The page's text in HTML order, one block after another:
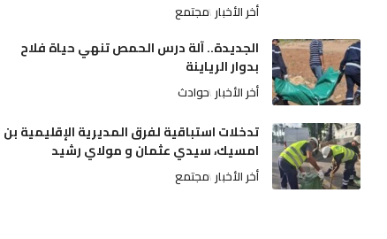
أخر الأخبار مجتمع
الجديدة.. آلة درس الحمص تنهي حياة فلاح
بدوار الرياينة
أخر الأخبار حوادث
تدخلات استباقية لفرق المديرية الإقليمية بن
امسيك، سيدي عثمان و مولاي رشيد
أخر الأخبار مجتمع